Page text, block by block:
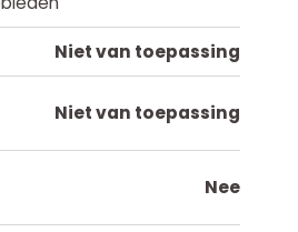
Niet van toepassing
Niet van toepassing
Nee